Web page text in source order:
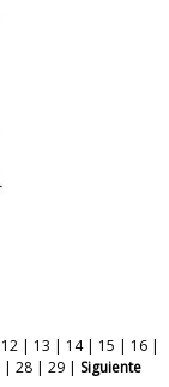
12 | 13 | 14| 15 | 16 |
| 28 | 29 | Siguiente